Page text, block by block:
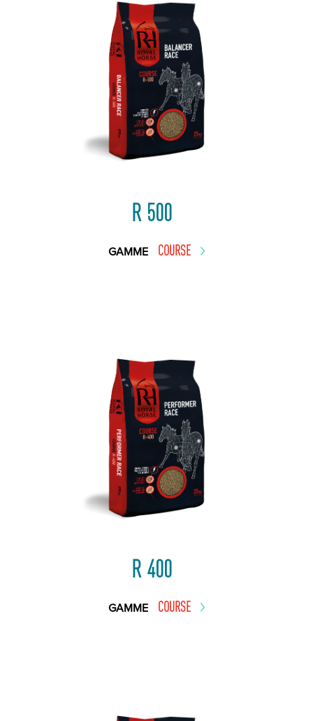
R 500
GAMME COURSE
R 400
GAMME COURSE